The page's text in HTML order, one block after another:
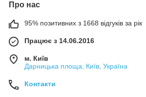
Про нас
95% позитивних з 1668 відгуків за рік
Працює з 14.06.2016
м. Київ
Дарницька площа, Київ, Україна
Контакти